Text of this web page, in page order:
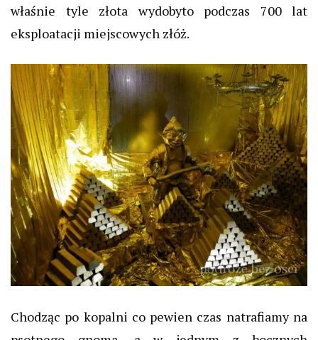
właśnie tyle złota wydobyto podczas 700 lat
eksploatacji miejscowych złóż.
Chodząc po kopalni co pewien czas natrafiamy na